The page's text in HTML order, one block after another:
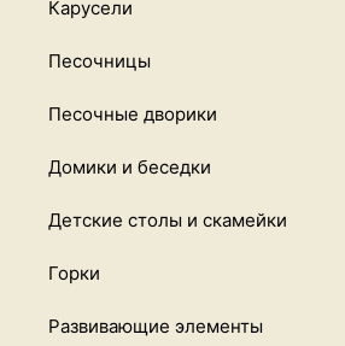
Карусели
Песочницы
Песочные дворики
Домики и беседки
Детские столы и скамейки
Горки
Развивающие элементы